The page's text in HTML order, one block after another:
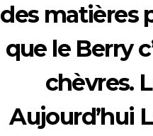
des matières
que le Berry
chèvres.
Aujourd’hui